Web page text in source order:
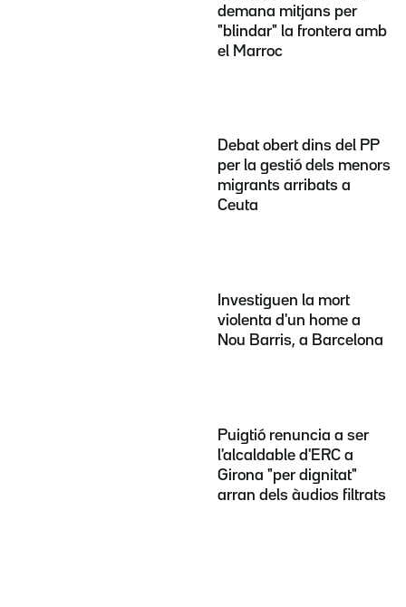
demana mitjans per
"blindar" la frontera amb
el Marroc
Debat obert dins del PP
per la gestió dels menors
migrants arribats a
Ceuta
Investiguen la mort
violenta d'un home a
Nou Barris, a Barcelona
Puigtió renuncia a ser
l'alcaldable d'ERC a
Girona "per dignitat"
arran dels àudios filtrats